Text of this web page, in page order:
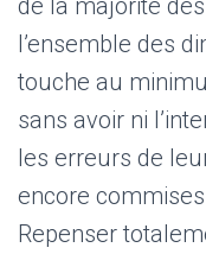
de la majorité
l’ensemble des
touche au
sans avoir ni
les erreurs de
encore
Repenser